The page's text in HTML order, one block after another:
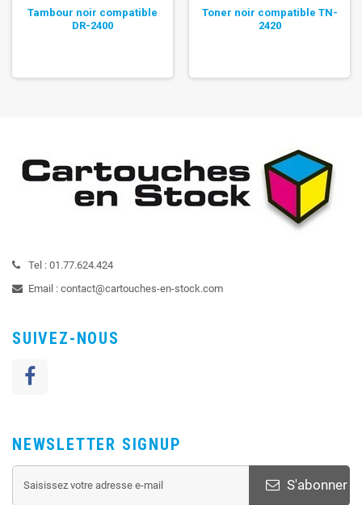
Tambour noir compatible
DR-2400
Toner noir compatible TN-
2420
Tel : 01.77.624.424
Email : contact@cartouches-en-stock.com
SUIVEZ-NOUS
NEWSLETTER SIGNUP
S'abonner